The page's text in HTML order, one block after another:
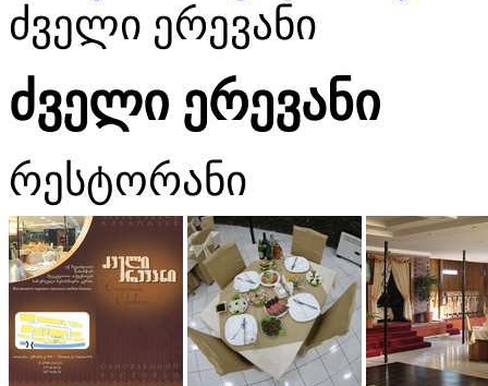
ძველი ერევანი
ძველი ერევანი
რესტორანი